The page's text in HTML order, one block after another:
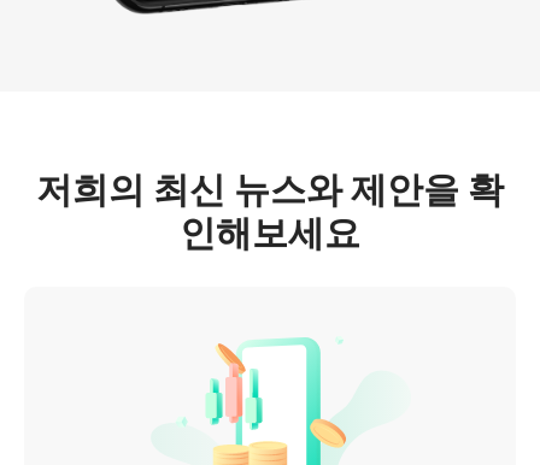
저희의 최신 뉴스와 제안을 확
인해보세요